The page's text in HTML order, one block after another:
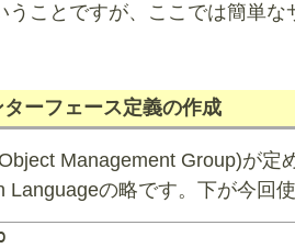
うことですが、ここでは簡単
ーフェース定義の作成
Management Group)が
Languageの略です。下が今回